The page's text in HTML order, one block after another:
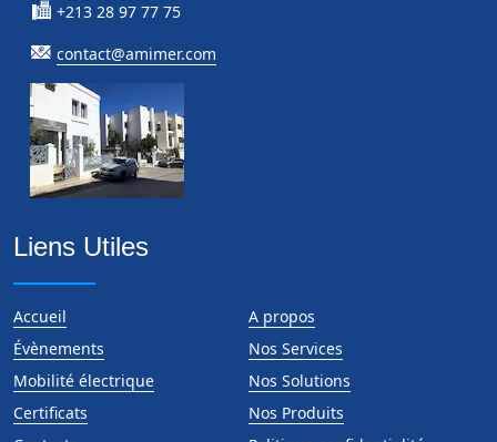
+213 28 97 77 75
contact@amimer.com
Liens Utiles
Accueil
A propos
Évènements
Nos Services
Mobilité électrique
Nos Solutions
Certificats
Nos Produits